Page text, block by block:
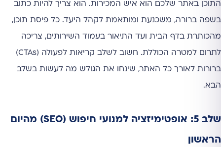
התוכן באתר שלכם הוא איש המכירות. הוא צריך להיות כתוב
בשפה ברורה, משכנעת ומותאמת לקהל היעד. כל פיסת תוכן,
מהכותרת בדף הבית ועד התיאור בעמוד השירותים, צריכה
לתרום למטרה הכוללת. חשוב לשלב קריאות לפעולה (CTAs)
ברורות לאורך כל האתר, שינחו את הגולש מה לעשות בשלב
הבא.
שלב 5: אופטימיזציה למנועי חיפוש (SEO) מהיום
הראשון